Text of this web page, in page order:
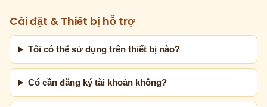
Cài đặt & Thiết bị hỗ trợ
Tôi có thể sử dụng trên thiết bị nào?
Có cần đăng ký tài khoản không?